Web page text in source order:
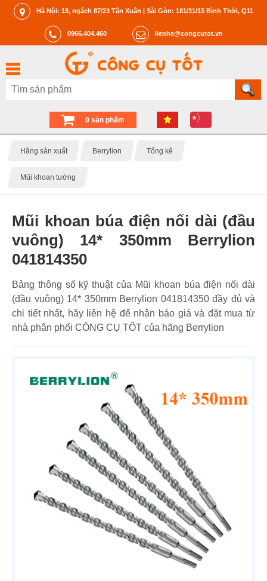
Hà Nội: 18, ngách 87/23 Tân Xuân | Sài Gòn: 181/31/15 Bình Thới, Q11
0966.404.460 lienhe@congcutot.vn
0 sản phẩm
Hãng sản xuất Berrylion Tổng kê
Mũi khoan tường
Mũi khoan búa điện nối dài (đầu
vuông) 14* 350mm Berrylion
041814350
Bảng thông số kỹ thuật của Mũi khoan búa điện nối dài
(đầu vuông) 14* 350mm Berrylion 041814350 đầy đủ và
chi tiết nhất, hãy liên hệ để nhận báo giá và đặt mua từ
nhà phân phối CÔNG CỤ TỐT của hãng Berrylion